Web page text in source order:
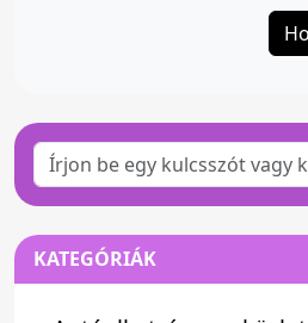
KATEGÓRIÁK